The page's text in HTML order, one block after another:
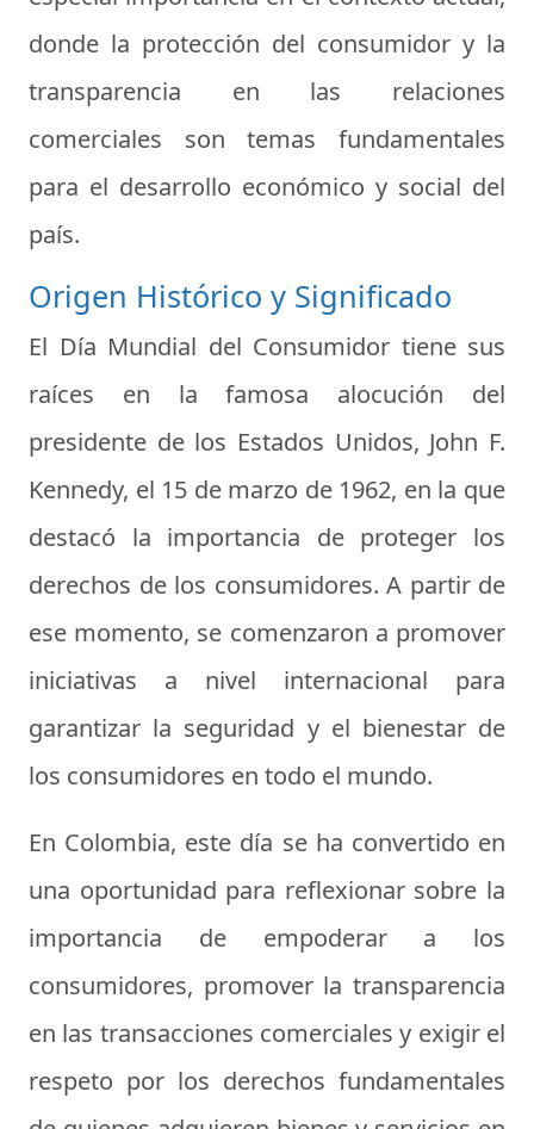
donde la protección del consumidor y la
transparencia en las relaciones
comerciales son temas fundamentales
para el desarrollo económico y social del
país.
Origen Histórico y Significado
El Día Mundial del Consumidor tiene sus
raíces en la famosa alocución del
presidente de los Estados Unidos, John F.
Kennedy, el 15 de marzo de 1962, en la que
destacó la importancia de proteger los
derechos de los consumidores. A partir de
ese momento, se comenzaron a promover
iniciativas a nivel internacional para
garantizar la seguridad y el bienestar de
los consumidores en todo el mundo.
En Colombia, este día se ha convertido en
una oportunidad para reflexionar sobre la
importancia de empoderar a los
consumidores, promover la transparencia
en las transacciones comerciales y exigir el
respeto por los derechos fundamentales